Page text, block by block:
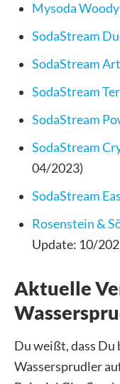
Mysoda Woody
SodaStream
SodaStream Art
SodaStream
SodaStream
SodaStream
04/2023)
SodaStream
Rosenstein &
Update: 10/
Aktuelle
Du weißt, dass Du
Wassersprudler